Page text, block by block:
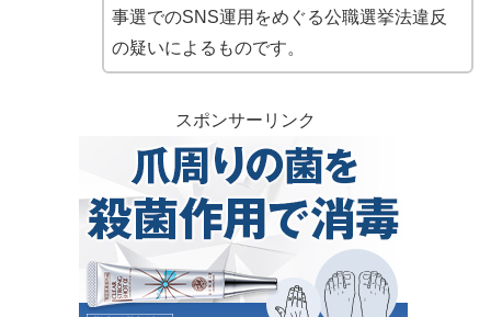
事選でのSNS運用をめぐる公職選挙法違反
の疑いによるものです。
スポンサーリンク